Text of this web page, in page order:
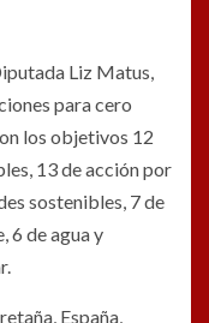
Liz Matus,
para cero
los objetivos 12
13 de acción por
sostenibles, 7 de
6 de agua y
España,